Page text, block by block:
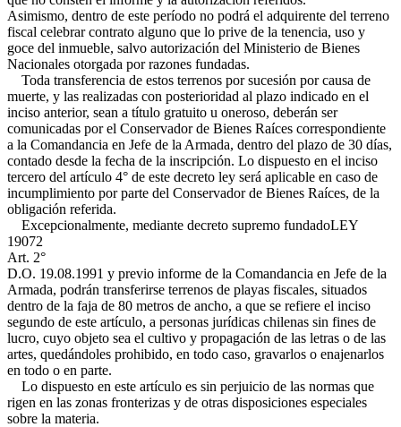
Asimismo, dentro de este período no podrá el adquirente del terreno
fiscal celebrar contrato alguno que lo prive de la tenencia, uso y
goce del inmueble, salvo autorización del Ministerio de Bienes
Nacionales otorgada por razones fundadas.
Toda transferencia de estos terrenos por sucesión por causa de
muerte, y las realizadas con posterioridad al plazo indicado en el
inciso anterior, sean a título gratuito u oneroso, deberán ser
comunicadas por el Conservador de Bienes Raíces correspondiente
a la Comandancia en Jefe de la Armada, dentro del plazo de 30 días,
contado desde la fecha de la inscripción. Lo dispuesto en el inciso
tercero del artículo 4° de este decreto ley será aplicable en caso de
incumplimiento por parte del Conservador de Bienes Raíces, de la
obligación referida.
Excepcionalmente, mediante decreto supremo fundadoLEY
19072
Art. 2°
D.O. 19.08.1991 y previo informe de la Comandancia en Jefe de la
Armada, podrán transferirse terrenos de playas fiscales, situados
dentro de la faja de 80 metros de ancho, a que se refiere el inciso
segundo de este artículo, a personas jurídicas chilenas sin fines de
lucro, cuyo objeto sea el cultivo y propagación de las letras o de las
artes, quedándoles prohibido, en todo caso, gravarlos o enajenarlos
en todo o en parte.
Lo dispuesto en este artículo es sin perjuicio de las normas que
rigen en las zonas fronterizas y de otras disposiciones especiales
sobre la materia.